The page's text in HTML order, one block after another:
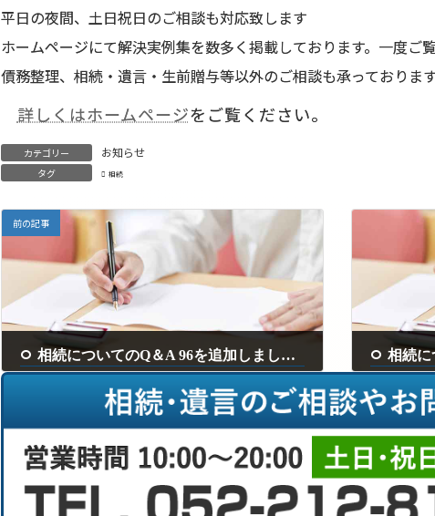
平日の夜間、土日祝日のご相談も対応致します
ホームページにて解決実例集を数多く掲載しております。一度ご
債務整理、相続・遺言・生前贈与等以外のご相談も承っております
詳しくはホームページをご覧ください。
カテゴリー お知らせ
タグ 相続
前の記事
相続についてのQ＆A 96を追加しました。 相続に
2024年3月